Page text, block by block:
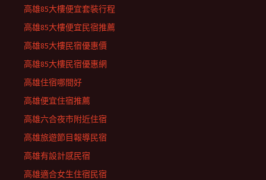
高雄85大樓便宜套裝行程
高雄85大樓便宜民宿推薦
高雄85大樓民宿優惠價
高雄85大樓民宿優惠網
高雄住宿哪間好
高雄便宜住宿推薦
高雄六合夜市附近住宿
高雄旅遊節目報導民宿
高雄有設計感民宿
高雄適合女生住宿民宿